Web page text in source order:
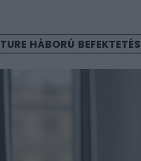
HÁBORÚ BEFEKTETÉS